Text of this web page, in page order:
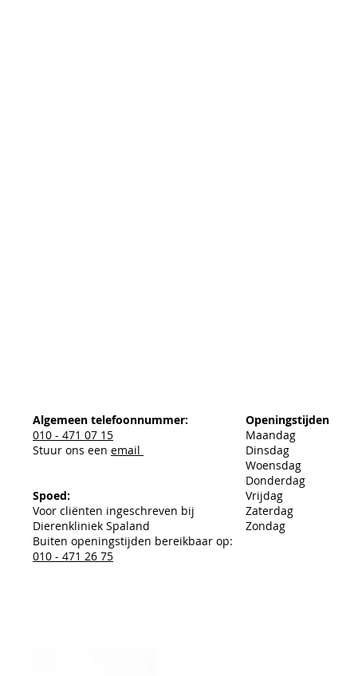
Openingstijden
Maandag
Dinsdag
Woensdag
Donderdag
Vrijdag
Zaterdag
Zondag
Algemeen telefoonnummer:
010 - 471 07 15
Stuur ons een email
Spoed:
Voor cliënten ingeschreven bij
Dierenkliniek Spaland
Buiten openingstijden bereikbaar op:
010 - 471 26 75